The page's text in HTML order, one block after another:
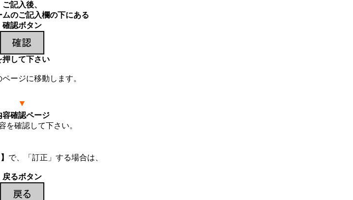
ご記入後、
のご記入欄の下にある
確認ボタン
押して下さい
ージに移動します。
▼
容確認ページ
を確認して下さい。
で、「訂正」する場合は、
戻るボタン